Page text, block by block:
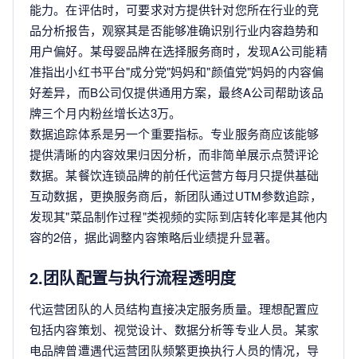
能力。在评估时，可要求对方提供针对您所在行业的竞
品分析报告，观察其是否能够准确识别行业内容趋势和
用户偏好。某母婴品牌在选择服务商时，发现A公司能精
准指出小红书平台"成分党"妈妈和"颜值党"妈妈的内容偏
好差异，而B公司仅提供通用方案，最终A公司帮助该品
牌三个月内粉丝增长达3万。
数据追踪体系是另一个重要指标。专业服务商应该能够
提供清晰的内容效果归因分析，而非简单展示点赞评论
数据。某餐饮连锁品牌的前任代运营方每月只提供基础
互动数据，更换服务商后，新团队通过UTM参数追踪，
发现其"菜品制作过程"类视频的实际到店转化率是其他内
容的2倍，据此调整内容策略后业绩提升显著。
2.团队配置与执行流程透明度
代运营团队的人员结构直接决定服务质量。理想配置应
包括内容策划、视觉设计、数据分析等专业人员。某家
电品牌曾遭遇代运营团队频繁更换执行人员的情况，导